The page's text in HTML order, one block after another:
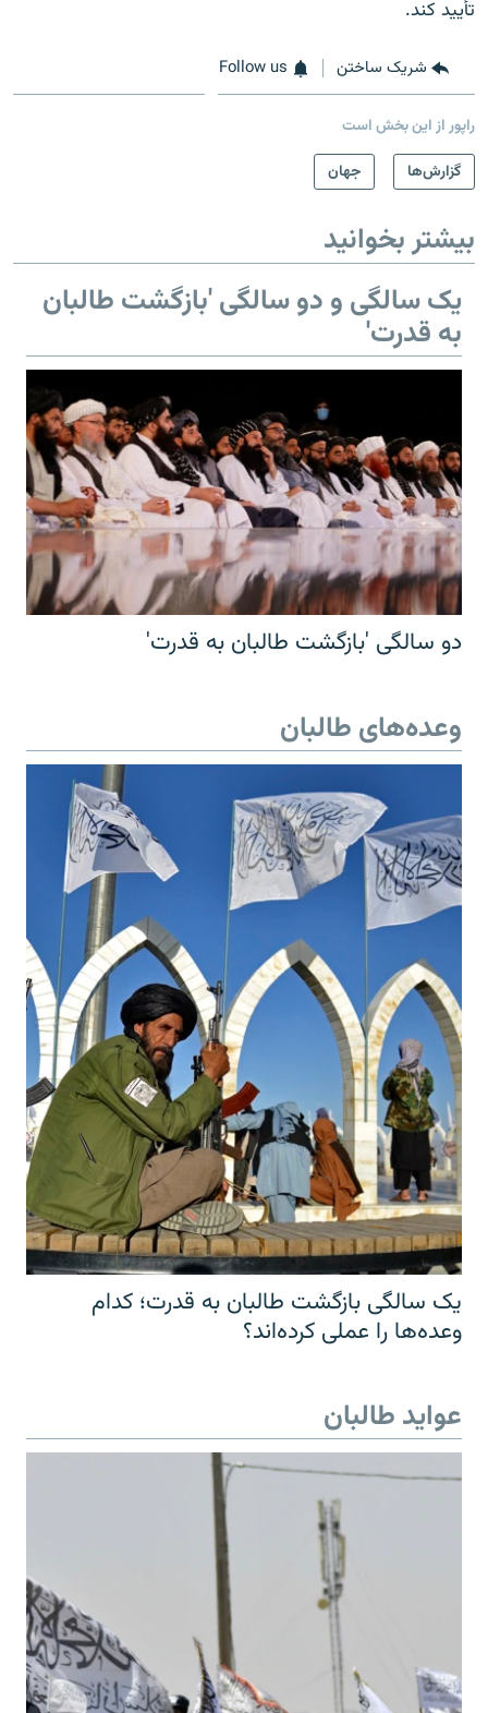
تأیید کند.
شریک ساختن Follow us
راپور از این بخش است
گزارش‌ها
جهان
بیشتر بخوانید
یک سالگی و دو سالگی 'بازگشت طالبان
به قدرت'
دو سالگی 'بازگشت طالبان به قدرت'
وعده‌های طالبان
یک سالگی بازگشت طالبان به قدرت؛ کدام
وعده‌ها را عملی کرده‌اند؟
عواید طالبان